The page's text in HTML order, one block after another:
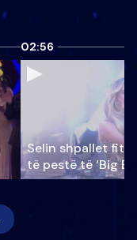
02:56
Selin shpallet
të pestë të ‘Big